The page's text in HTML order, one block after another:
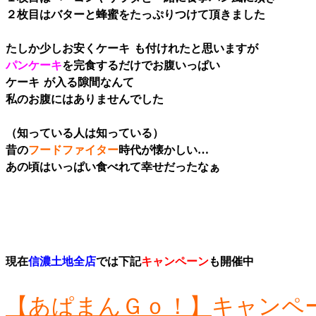
２枚目はバターと蜂蜜をたっぷりつけて頂きました
たしか少しお安くケーキ も付けれたと思いますが
パンケーキを完食するだけでお腹いっぱい
ケーキ が入る隙間なんて
私のお腹にはありませんでした
（知っている人は知っている）
昔のフードファイター時代が懐かしい…
あの頃はいっぱい食べれて幸せだったなぁ
現在信濃土地全店では下記キャンペーンも開催中
【あぱまんＧｏ！】 キャンペ